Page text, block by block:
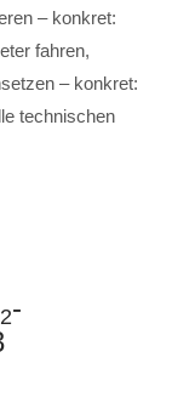
– konkret:
fahren,
– konkret:
technischen
2-